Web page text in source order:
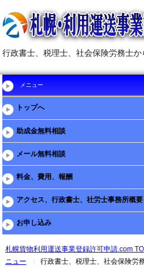
行政書士、税理士、社会保険労務士か
メニュー
トップへ
助成金無料相談
メール無料相談
料金、費用、報酬
アクセス、行政書士、社労士事務所概要
お申し込み
札幌貨物利用運送事業登録許可申請.com
ニュー
行政書士、税理士、社会保険労